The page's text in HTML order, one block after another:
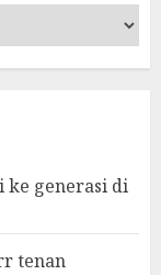
ke generasi di
tenan